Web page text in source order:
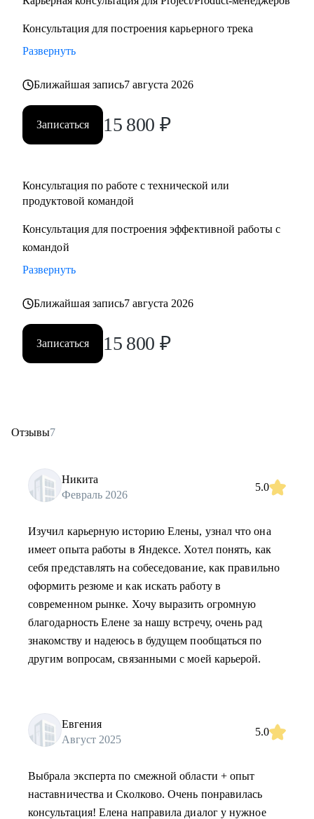
Консультация для построения карьерного трека
Развернуть
Ближайшая запись7 августа 2026
Записаться 15 800 ₽
Консультация по работе с технической или
продуктовой командой
Консультация для построения эффективной работы с
командой
Развернуть
Ближайшая запись7 августа 2026
Записаться 15 800 ₽
Отзывы7
Никита
Февраль 2026
5.0
Изучил карьерную историю Елены, узнал что она
имеет опыта работы в Яндексе. Хотел понять, как
себя представлять на собеседование, как правильно
оформить резюме и как искать работу в
современном рынке. Хочу выразить огромную
благодарность Елене за нашу встречу, очень рад
знакомству и надеюсь в будущем пообщаться по
другим вопросам, связанными с моей карьерой.
Евгения
Август 2025
5.0
Выбрала эксперта по смежной области + опыт
наставничества и Сколково. Очень понравилась
консультация! Елена направила диалог у нужное